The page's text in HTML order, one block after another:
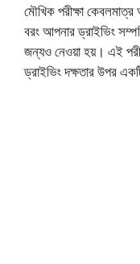
মৌখিক পরীক্ষা কেবলমাত্র
বরং আপনার ড্রাইভিং
জন্যও নেওয়া হয়। এই
ড্রাইভিং দক্ষতার উপর